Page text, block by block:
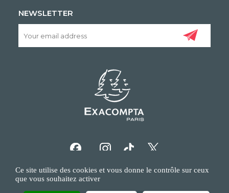
NEWSLETTER
Ce site utilise des cookies et vous donne le contrôle sur ceux
que vous souhaitez activer